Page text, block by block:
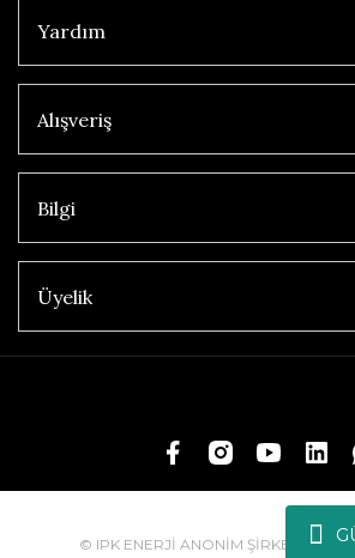
Yardım
Alışveriş
Bilgi
Üyelik
© IPK ENERJİ ANONİM ŞİRKETİ | Tüm